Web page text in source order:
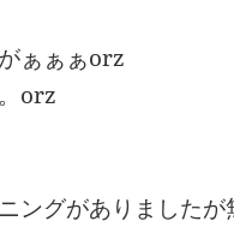
ぁぁぁorz
orz
ングがありましたが